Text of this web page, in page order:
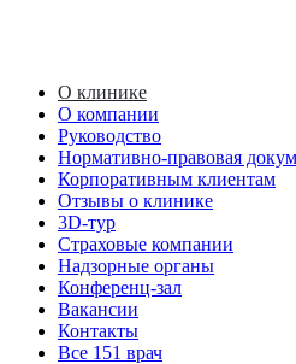
О клинике
О компании
Руководство
Нормативно-правовая
Корпоративным клиентам
Отзывы о клинике
3D-тур
Страховые компании
Надзорные органы
Конференц-зал
Вакансии
Контакты
Все 151 врач